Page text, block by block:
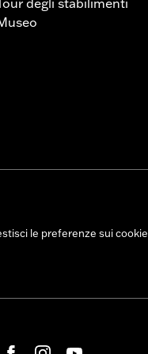
degli stabilimenti
le preferenze sui cookie